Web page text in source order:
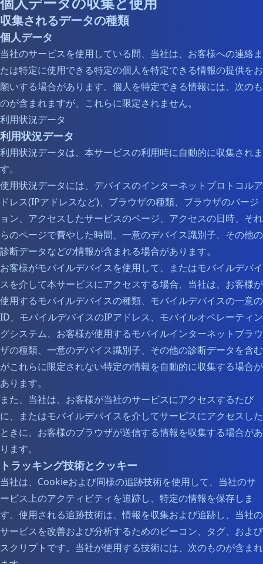
収集されるデータの種類
個人データ
当社のサービスを使用している間、当社は、お客様への連絡ま
たは特定に使用できる特定の個人を特定できる情報の提供をお
願いする場合があります。個人を特定できる情報には、次のも
のが含まれますが、これらに限定されません。
利用状況データ
利用状況データ
利用状況データは、本サービスの利用時に自動的に収集されま
す。
使用状況データには、デバイスのインターネットプロトコルア
ドレス(IPアドレスなど)、ブラウザの種類、ブラウザのバージ
ョン、アクセスしたサービスのページ、アクセスの日時、それ
らのページで費やした時間、一意のデバイス識別子、その他の
診断データなどの情報が含まれる場合があります。
お客様がモバイルデバイスを使用して、またはモバイルデバイ
スを介して本サービスにアクセスする場合、当社は、お客様が
使用するモバイルデバイスの種類、モバイルデバイスの一意の
ID、モバイルデバイスのIPアドレス、モバイルオペレーティン
グシステム、お客様が使用するモバイルインターネットブラウ
ザの種類、一意のデバイス識別子、その他の診断データを含む
がこれらに限定されない特定の情報を自動的に収集する場合が
あります。
また、当社は、お客様が当社のサービスにアクセスするたび
に、またはモバイルデバイスを介してサービスにアクセスした
ときに、お客様のブラウザが送信する情報を収集する場合があ
ります。
トラッキング技術とクッキー
当社は、Cookieおよび同様の追跡技術を使用して、当社のサ
ービス上のアクティビティを追跡し、特定の情報を保存しま
す。使用される追跡技術は、情報を収集および追跡し、当社の
サービスを改善および分析するためのビーコン、タグ、および
スクリプトです。当社が使用する技術には、次のものが含まれ